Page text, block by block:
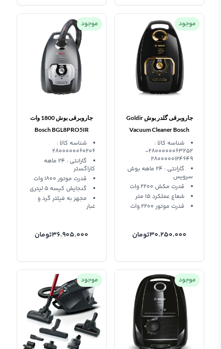
موجود
جاروبرقی گلدر بوش Goldir
Vacuum Cleaner Bosch
شناسه کالا :
2800000063252-
2800000124649
گارانتی : ۲۴ ماهه بوش
سرویس
قدرت مکش 2200 وات
شعاع عملکرد 15 متر
قدرت موتور 2200 وات
30.250.000تومان
موجود
جاروبرقی بوش 1800 وات
Bosch BGL8PRO5IR
شناسه کالا :
2800000060206
گارانتی : ۲۴ ماهه
کاراگستر
قدرت موتور 1800 وات
گنجایش کیسه 5 لیتری
مجهز به فیلتر گرد و
غبار
36.905.000تومان
موجود موجود